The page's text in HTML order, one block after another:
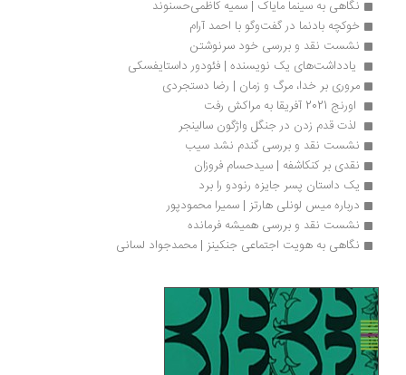
نگاهی به سینما مایاک | سمیه کاظمی‌حسنوند
خوکچه‌ بادنما در گفت‌وگو با احمد آرام
نشست نقد و بررسی خود سرنوشتن
یادداشت‌های یک نویسنده | فئودور داستایفسکی
مروری بر خدا، مرگ و زمان | رضا دستجردی
اورنج 2021 آفریقا به مراکش رفت
لذت قدم زدن در جنگل واژگون سالینجر
نشست نقد و بررسی گندم نشد سیب
نقدی بر کنکاشفه | سیدحسام فروزان
یک داستان پسر جایزه رنودو را برد
درباره میس لونلی هارتز | سمیرا محمودپور
نشست نقد و بررسی همیشه فرمانده
نگاهی به هویت اجتماعی جنکینز | محمدجواد لسانی